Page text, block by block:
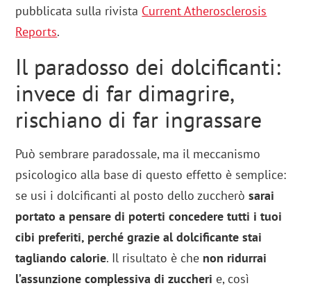
pubblicata sulla rivista Current Atherosclerosis
Reports.
Il paradosso dei dolcificanti:
invece di far dimagrire,
rischiano di far ingrassare
Può sembrare paradossale, ma il meccanismo
psicologico alla base di questo effetto è semplice:
se usi i dolcificanti al posto dello zuccheròsarai
portato a pensare di poterti concedere tutti i tuoi
cibi preferiti, perché grazie al dolcificante stai
tagliando calorie. Il risultato è che non ridurrai
l’assunzione complessiva di zuccheri e, così